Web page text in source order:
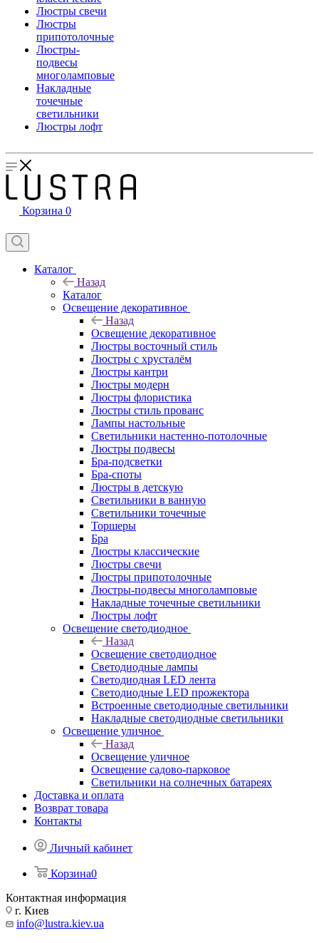
Люстры свечи
Люстры
припотолочные
Люстры-
подвесы
многоламповые
Накладные
точечные
светильники
Люстры лофт
Корзина 0
Каталог
Назад
Каталог
Освещение декоративное
Назад
Освещение декоративное
Люстры восточный стиль
Люстры с хрусталём
Люстры кантри
Люстры модерн
Люстры флористика
Люстры стиль прованс
Лампы настольные
Светильники настенно-потолочные
Люстры подвесы
Бра-подсветки
Бра-споты
Люстры в детскую
Светильники в ванную
Светильники точечные
Торшеры
Бра
Люстры классические
Люстры свечи
Люстры припотолочные
Люстры-подвесы многоламповые
Накладные точечные светильники
Люстры лофт
Освещение светодиодное
Назад
Освещение светодиодное
Светодиодные лампы
Светодиодная LED лента
Светодиодные LED прожектора
Встроенные светодиодные светильники
Накладные светодиодные светильники
Освещение уличное
Назад
Освещение уличное
Освещение садово-парковое
Светильники на солнечных батареях
Доставка и оплата
Возврат товара
Контакты
Личный кабинет
Корзина0
Контактная информация
г. Киев
info@lustra.kiev.ua